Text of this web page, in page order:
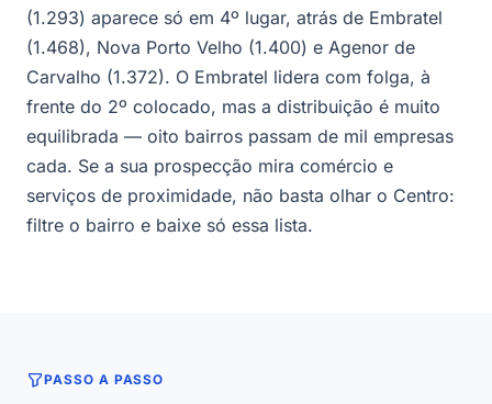
(1.293) aparece só em 4º lugar, atrás de Embratel
(1.468), Nova Porto Velho (1.400) e Agenor de
Carvalho (1.372). O Embratel lidera com folga, à
frente do 2º colocado, mas a distribuição é muito
equilibrada — oito bairros passam de mil empresas
cada. Se a sua prospecção mira comércio e
serviços de proximidade, não basta olhar o Centro:
filtre o bairro e baixe só essa lista.
PASSO A PASSO